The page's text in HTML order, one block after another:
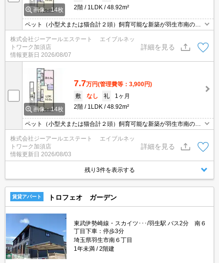
画像：14枚
2階
1LDK 48.92m²
ペット（小型犬または猫合計２頭）飼育可能な新築が羽生市南の住
宅地に8月完成予定です。
株式会社ジーアールエステート エイブルネッ
トワーク加須店
情報更新日 2026/08/07
詳細を見る
画像：14枚
7.7万円(管理費等：3,900円)
敷
なし 礼
1ヶ月
2階
1LDK 48.92m²
ペット（小型犬または猫合計２頭）飼育可能な新築が羽生市南の住
宅地に8月完成予定です。
株式会社ジーアールエステート エイブルネッ
トワーク加須店
情報更新日 2026/08/03
詳細を見る
残り3件を表示する
賃貸アパート トロフェオ ガーデン
東武伊勢崎線・スカイツ･･･/羽生駅 バス2分 南６
丁目下車：停歩3分
埼玉県羽生市南６丁目
1年未満
2階建